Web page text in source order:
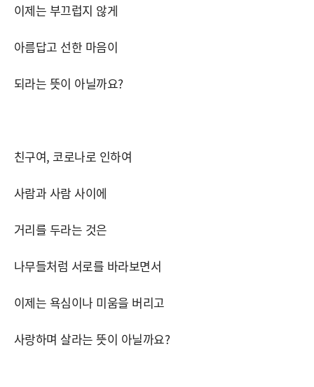
이제는 부끄럽지 않게
아름답고 선한 마음이
되라는 뜻이 아닐까요?
친구여, 코로나로 인하여
사람과 사람 사이에
거리를 두라는 것은
나무들처럼 서로를 바라보면서
이제는 욕심이나 미움을 버리고
사랑하며 살라는 뜻이 아닐까요?